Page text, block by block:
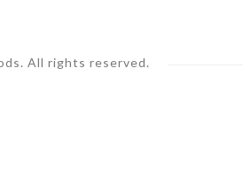
All rights reserved.